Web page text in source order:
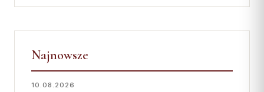
Najnowsze
10.08.2026